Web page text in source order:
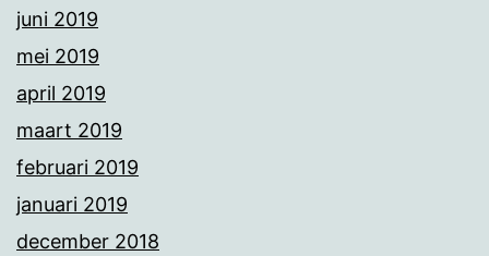
juni 2019
mei 2019
april 2019
maart 2019
februari 2019
januari 2019
december 2018